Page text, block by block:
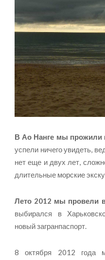
В Ао Нанге мы прожили
успели ничего увидеть,
нет еще и двух лет,
длительные морские
Лето 2012 мы провели
выбирался в
новый загранпаспорт.
8 октября 2012 года